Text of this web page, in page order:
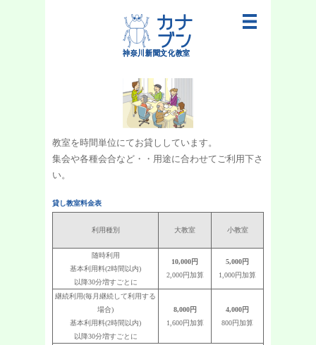
教室を時間単位にてお貸ししています。
集会や各種会合など・・用途に合わせてご利用下さ
い。
貸し教室料金表
利用種別 大教室 小教室
随時利用
基本利用料(2時間以内)
以降30分増すごとに
10,000円
2,000円加算
5,000円
1,000円加算
継続利用(毎月継続して利用する
場合)
基本利用料(2時間以内)
以降30分増すごとに
8,000円
1,600円加算
4,000円
800円加算